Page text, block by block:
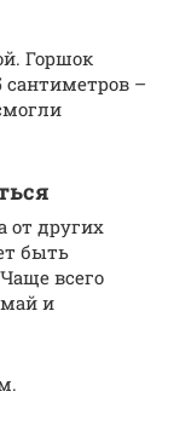
Горшок
сантиметров –
от других
быть
всего
и